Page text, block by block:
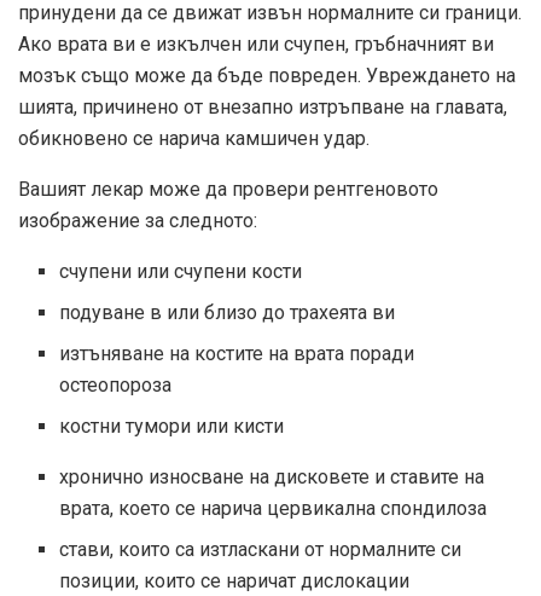
принудени да се движат извън нормалните си граници.
Ако врата ви е изкълчен или счупен, гръбначният ви
мозък също може да бъде повреден. Увреждането на
шията, причинено от внезапно изтръпване на главата,
обикновено се нарича камшичен удар.
Вашият лекар може да провери рентгеновото
изображение за следното:
счупени или счупени кости
подуване в или близо до трахеята ви
изтъняване на костите на врата поради
остеопороза
костни тумори или кисти
хронично износване на дисковете и ставите на
врата, което се нарича цервикална спондилоза
стави, които са изтласкани от нормалните си
позиции, които се наричат ​​дислокации